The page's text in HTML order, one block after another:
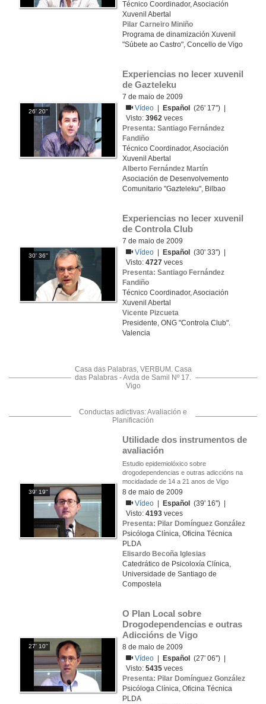
Técnico Coordinador, Asociación
Xuvenil Abertal
Pilar Carneiro Miniño
Programa de dinamización Xuvenil
"Súbete ao Castro", Concello de Vigo
26' 20''
Experiencias no lecer xuvenil
de Gazteleku
7 de maio de 2009
Vídeo
Español
(26' 17'') |
Visto:3962 veces
Presenta: Santiago Fernández
Fandiño
Técnico Coordinador, Asociación
Xuvenil Abertal
Alberto Fernández Martín
Asociación de Desenvolvemento
Comunitario "Gazteleku", Bilbao
30' 36''
Experiencias no lecer xuvenil
de Controla Club
7 de maio de 2009
Vídeo
Español
(30' 33'') |
Visto:4727 veces
Presenta: Santiago Fernández
Fandiño
Técnico Coordinador, Asociación
Xuvenil Abertal
Vicente Pizcueta
Presidente, ONG "Controla Club".
Valencia
Casa das Palabras, VERBUM. Casa
das Palabras - Avda de Samil Nº 17.
Vigo
Conductas adictivas: Avaliación e
Planificación
39' 19''
Utilidade dos instrumentos de
avaliación
Estudio epidemiolóxico sobre
drogodependencias e outras adiccións na
mocidadade de 14 a 21 anos de Vigo
8 de maio de 2009
Vídeo
Español
(39' 16'') |
Visto:4193 veces
Presenta: Pilar Domínguez González
Psicóloga Clínica, Oficina Técnica
PLDA
Elisardo Becoña Iglesias
Catedrático de Psicoloxía Clínica,
Universidade de Santiago de
Compostela
27' 10''
O Plan Local sobre
Drogodependencias e outras
Adiccións de Vigo
8 de maio de 2009
Vídeo
Español
(27' 06'') |
Visto:5435 veces
Presenta: Pilar Domínguez González
Psicóloga Clínica, Oficina Técnica
PLDA